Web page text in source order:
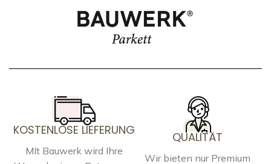
KOSTENLOSE LIEFERUNG
MIt Bauwerk wird Ihre
QUALITÄT
Wir bieten nur Premium